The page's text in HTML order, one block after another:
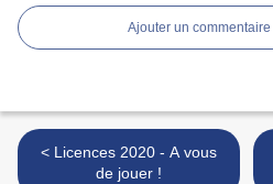
Ajouter un commentaire
< Licences 2020 - A vous
de jouer !